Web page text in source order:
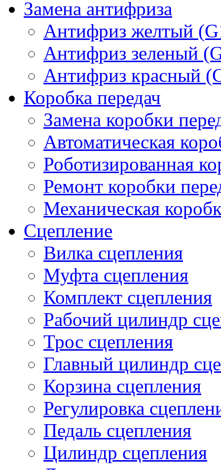
Замена антифриза
Антифриз желтый
Антифриз зеленый
Антифриз красный
Коробка передач
Замена коробки
Автоматическая
Роботизированная
Ремонт коробки
Механическая
Сцепление
Вилка сцепления
Муфта сцепления
Комплект сцепления
Рабочий цилиндр
Трос сцепления
Главный цилиндр
Корзина сцепления
Регулировка
Педаль сцепления
Цилиндр сцепления